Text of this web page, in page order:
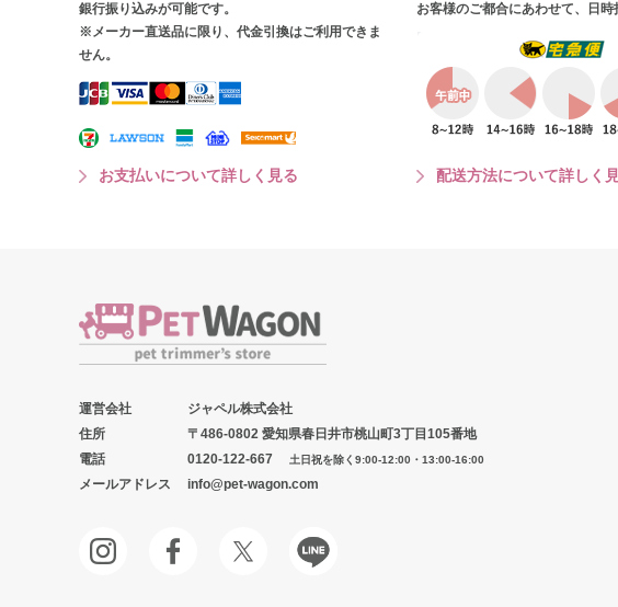
銀行振り込みが可能です。
※メーカー直送品に限り、代金引換はご利用できま
せん。
お支払いについて詳しく見る
お客様のご都合にあわせて、日時
配送方法について詳しく
運営会社
ジャペル株式会社
住所
〒486-0802 愛知県春日井市桃山町3丁目105番地
電話
0120-122-667 土日祝を除く9:00-12:00・13:00-16:00
メールアドレス info@pet-wagon.com